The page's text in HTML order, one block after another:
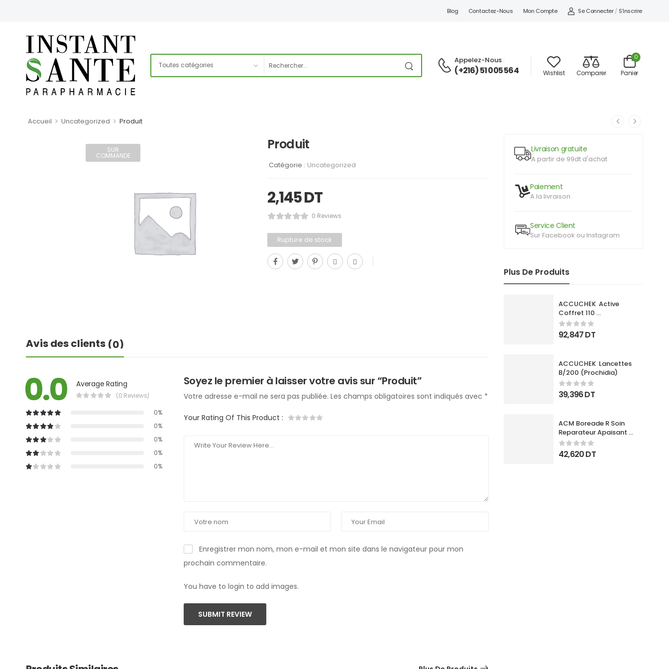
Blog Contactez-Nous Mon Compte Se Connecter / S'inscrire
Appelez-Nous :
(+216) 51 005 564 Wishlist Comparer Panier
0
Accueil > Uncategorized > Produit
Livraison gratuite
A partir de 99dt d'achat
Paiement
A la livraison
Service Client
Sur Facebook ou Instagram
Plus De Produits
ACCUCHEK  Active
Coffret 110
Bandlettes+Appareil
92,847DT
ACCUCHEK  Lancettes
B/200 (Prochidia)
39,396DT
ACM Boreade R Soin
Reparateur Apaisant
40Ml
42,620DT
SUR
COMMANDE
Produit
Catégorie : Uncategorized
2,145DT
0 Reviews
Rupture de stock
Avis des clients (0)
0.0 Average Rating
(0 Reviews)
0%
0%
0%
0%
0%
Soyez le premier à laisser votre avis sur “Produit”
Votre adresse e-mail ne sera pas publiée. Les champs obligatoires sont indiqués avec *
Your Rating Of This Product :
Enregistrer mon nom, mon e-mail et mon site dans le navigateur pour mon
prochain commentaire.
You have to login to add images.
SUBMIT REVIEW